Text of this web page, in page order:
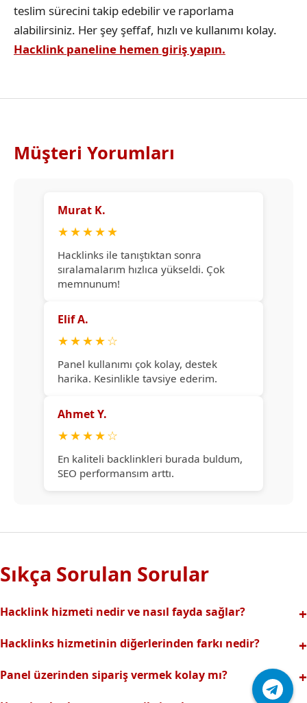
teslim sürecini takip edebilir ve raporlama
alabilirsiniz. Her şey şeffaf, hızlı ve kullanımı kolay.
Hacklink paneline hemen giriş yapın.
Müşteri Yorumları
Murat K.
★★★★★
Hacklinks ile tanıştıktan sonra
sıralamalarım hızlıca yükseldi. Çok
memnunum!
Elif A.
★★★★☆
Panel kullanımı çok kolay, destek
harika. Kesinlikle tavsiye ederim.
Ahmet Y.
★★★★☆
En kaliteli backlinkleri burada buldum,
SEO performansım arttı.
Sıkça Sorulan Sorular
Hacklink hizmeti nedir ve nasıl fayda sağlar?
backlinklerle sitenizin arama motorlarındaki
sıralamalarınız hızlıca yükselir.
Hacklinks hizmetinin diğerlerinden farkı nedir?
riski olmadan, en kaliteli ve etkili backlinkler sunuyoruz.
Profesyonel ekibimizle hızlı destek sağlanır.Ayrıca Daha
Panel üzerinden sipariş vermek kolay mı?
Hacklinks paneli kullanıcı dostu arayüzüyle kolayca sipariş